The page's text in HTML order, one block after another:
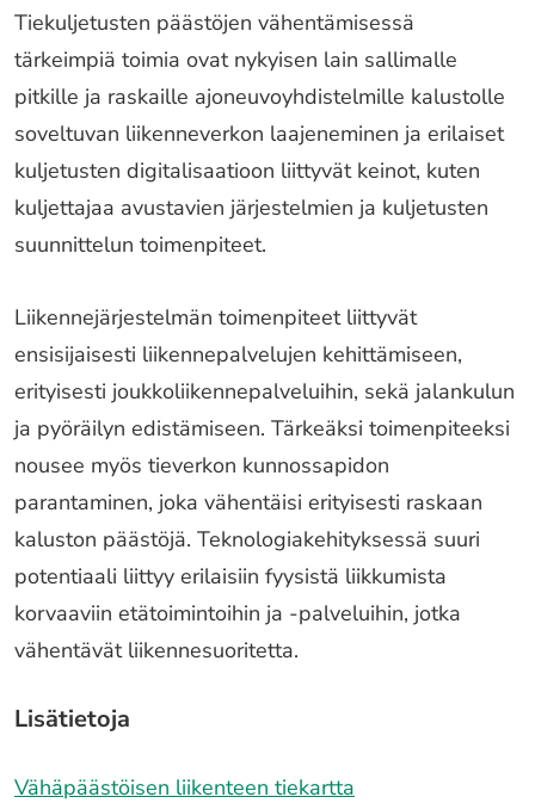
Tiekuljetusten päästöjen vähentämisessä
tärkeimpiä toimia ovat nykyisen lain sallimalle
pitkille ja raskaille ajoneuvoyhdistelmille kalustolle
soveltuvan liikenneverkon laajeneminen ja erilaiset
kuljetusten digitalisaatioon liittyvät keinot, kuten
kuljettajaa avustavien järjestelmien ja kuljetusten
suunnittelun toimenpiteet.
Liikennejärjestelmän toimenpiteet liittyvät
ensisijaisesti liikennepalvelujen kehittämiseen,
erityisesti joukkoliikennepalveluihin, sekä jalankulun
ja pyöräilyn edistämiseen. Tärkeäksi toimenpiteeksi
nousee myös tieverkon kunnossapidon
parantaminen, joka vähentäisi erityisesti raskaan
kaluston päästöjä. Teknologiakehityksessä suuri
potentiaali liittyy erilaisiin fyysistä liikkumista
korvaaviin etätoimintoihin ja -palveluihin, jotka
vähentävät liikennesuoritetta.
Lisätietoja
Vähäpäästöisen liikenteen tiekartta